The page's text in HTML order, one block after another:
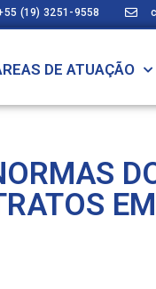
(19) 3251-9558
DE ATUAÇÃO
EM